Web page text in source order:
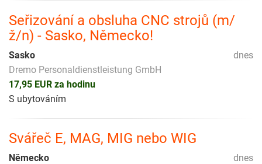
Seřizování a obsluha CNC strojů (m/
ž/n) - Sasko, Německo!
dnes
Sasko
Dremo Personaldienstleistung GmbH
17,95 EUR za hodinu
S ubytováním
Svářeč E, MAG, MIG nebo WIG
dnes
Německo